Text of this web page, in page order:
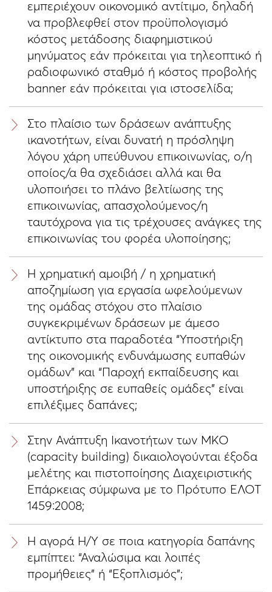
εμπεριέχουν οικονομικό αντίτιμο, δηλαδή
να προβλεφθεί στον προϋπολογισμό
κόστος μετάδοσης διαφημιστικού
μηνύματος εάν πρόκειται για τηλεοπτικό ή
ραδιοφωνικό σταθμό ή κόστος προβολής
banner εάν πρόκειται για ιστοσελίδα;
Στο πλαίσιο των δράσεων ανάπτυξης
ικανοτήτων, είναι δυνατή η πρόσληψη
λόγου χάρη υπεύθυνου επικοινωνίας, ο/η
οποίος/α θα σχεδιάσει αλλά και θα
υλοποιήσει το πλάνο βελτίωσης της
επικοινωνίας, απασχολούμενος/η
ταυτόχρονα για τις τρέχουσες ανάγκες της
επικοινωνίας του φορέα υλοποίησης;
Η χρηματική αμοιβή / η χρηματική
αποζημίωση για εργασία ωφελούμενων
της ομάδας στόχου στο πλαίσιο
συγκεκριμένων δράσεων με άμεσο
αντίκτυπο στα παραδοτέα “Υποστήριξη
της οικονομικής ενδυνάμωσης ευπαθών
ομάδων” και “Παροχή εκπαίδευσης και
υποστήριξης σε ευπαθείς ομάδες” είναι
επιλέξιμες δαπάνες;
Στην Ανάπτυξη Ικανοτήτων των ΜΚΟ
(capacity building) δικαιολογούνται έξοδα
μελέτης και πιστοποίησης Διαχειριστικής
Επάρκειας σύμφωνα με το Πρότυπο ΕΛΟΤ
1459:2008;
Η αγορά Η/Υ σε ποια κατηγορία δαπάνης
εμπίπτει: “Αναλώσιμα και λοιπές
προμήθειες” ή “Εξοπλισμός”;